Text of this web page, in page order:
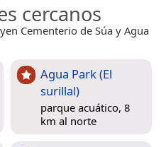
cercanos
Cementerio de Súa y Agua
Agua Park (El
surillal)
parque acuático, 8
km al norte